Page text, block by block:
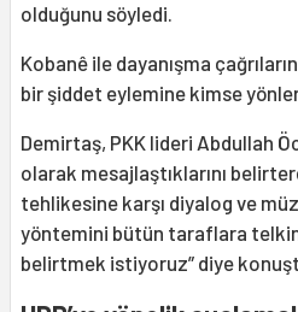
olduğunu söyledi.
Kobanê ile dayanışma
bir şiddet eylemine kimse
Demirtaş, PKK lideri Abdullah
olarak mesajlaştıklarını
tehlikesine karşı diyalog ve
yöntemini bütün taraflara
belirtmek istiyoruz” diye